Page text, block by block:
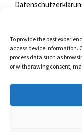
To provide the best
access device information.
process data such as
or withdrawing consent,
Jetzt mitfunken!
Bleiben Sie auch
mit